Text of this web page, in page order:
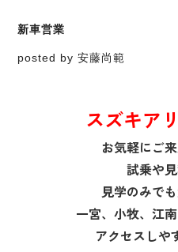
新車営業
posted by 安藤尚範
スズキア
お気軽にご
試乗や見
見学のみで
一宮、小牧、江
アクセスしや